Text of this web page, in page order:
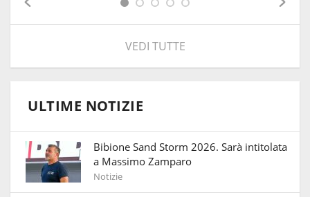
VEDI TUTTE
ULTIME NOTIZIE
Bibione Sand Storm 2026. Sarà intitolata
a Massimo Zamparo
Notizie